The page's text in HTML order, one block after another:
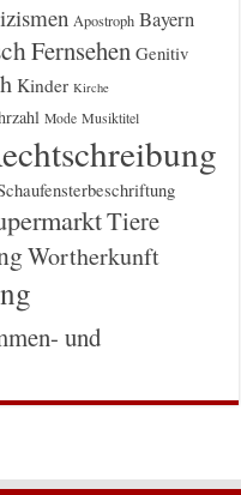
Apostroph Bayern
Fernsehen Genitiv
Kinder Kirche
Mode Musiktitel
Tiere
Wortherkunft
und